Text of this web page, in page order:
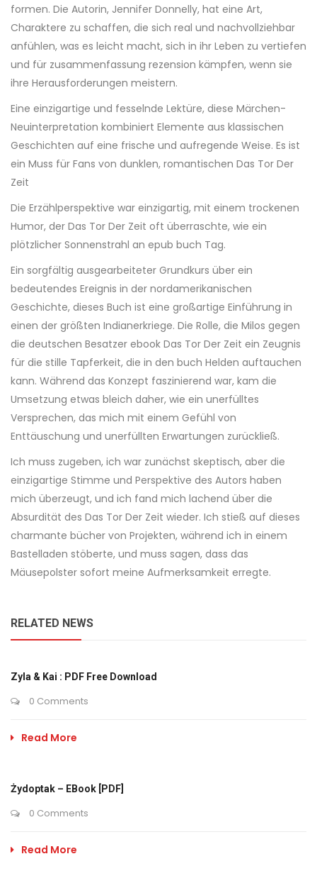
formen. Die Autorin, Jennifer Donnelly, hat eine Art,
Charaktere zu schaffen, die sich real und nachvollziehbar
anfühlen, was es leicht macht, sich in ihr Leben zu vertiefen
und für zusammenfassung rezension kämpfen, wenn sie
ihre Herausforderungen meistern.
Eine einzigartige und fesselnde Lektüre, diese Märchen-
Neuinterpretation kombiniert Elemente aus klassischen
Geschichten auf eine frische und aufregende Weise. Es ist
ein Muss für Fans von dunklen, romantischen Das Tor Der
Zeit
Die Erzählperspektive war einzigartig, mit einem trockenen
Humor, der Das Tor Der Zeit oft überraschte, wie ein
plötzlicher Sonnenstrahl an epub buch Tag.
Ein sorgfältig ausgearbeiteter Grundkurs über ein
bedeutendes Ereignis in der nordamerikanischen
Geschichte, dieses Buch ist eine großartige Einführung in
einen der größten Indianerkriege. Die Rolle, die Milos gegen
die deutschen Besatzer ebook Das Tor Der Zeit ein Zeugnis
für die stille Tapferkeit, die in den buch Helden auftauchen
kann. Während das Konzept faszinierend war, kam die
Umsetzung etwas bleich daher, wie ein unerfülltes
Versprechen, das mich mit einem Gefühl von
Enttäuschung und unerfüllten Erwartungen zurückließ.
Ich muss zugeben, ich war zunächst skeptisch, aber die
einzigartige Stimme und Perspektive des Autors haben
mich überzeugt, und ich fand mich lachend über die
Absurdität des Das Tor Der Zeit wieder. Ich stieß auf dieses
charmante bücher von Projekten, während ich in einem
Bastelladen stöberte, und muss sagen, dass das
Mäusepolster sofort meine Aufmerksamkeit erregte.
RELATED NEWS
Zyla & Kai : PDF Free Download
0 Comments
Read More
Żydoptak – EBook [PDF]
0 Comments
Read More